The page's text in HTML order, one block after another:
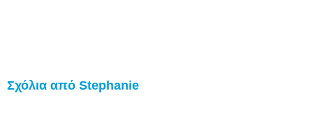
Σχόλια από Stephanie